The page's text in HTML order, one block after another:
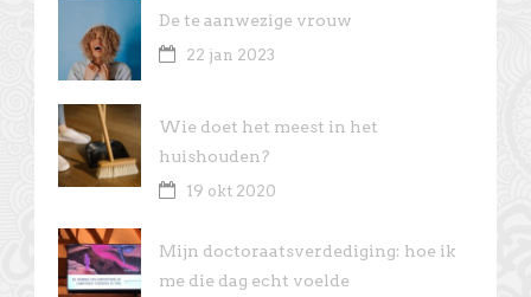
De te aanwezige vrouw
22 jan 2023
Wie doet het meest in het
huishouden?
19 okt 2020
Mijn doctoraatsverdediging: hoe ik
me die dag echt voelde